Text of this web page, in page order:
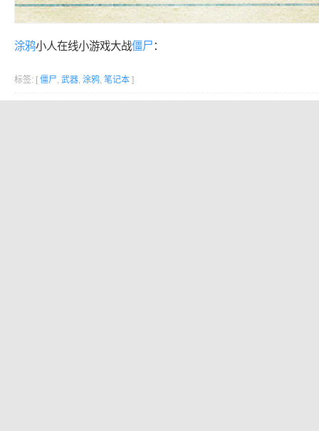
涂鸦小人在线小游戏大战僵尸：
标签: [ 僵尸, 武器, 涂鸦, 笔记本 ]